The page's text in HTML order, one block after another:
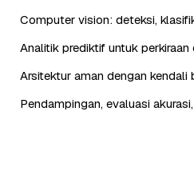
Computer vision: deteksi,
Analitik prediktif untuk
Arsitektur aman dengan kendali
Pendampingan, evaluasi